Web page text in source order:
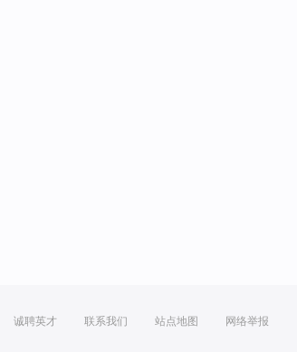
诚聘英才 联系我们 站点地图 网络举报